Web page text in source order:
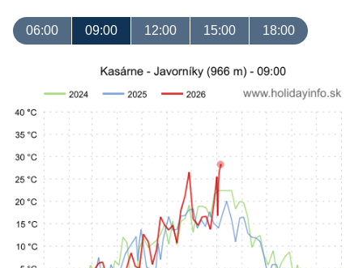
06:00 09:00 12:00 15:00 18:00